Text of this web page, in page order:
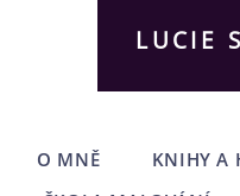
LUCIE
O MNĚ KNIHY A